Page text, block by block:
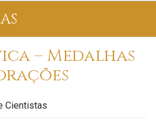
– Medalhas
Cientistas